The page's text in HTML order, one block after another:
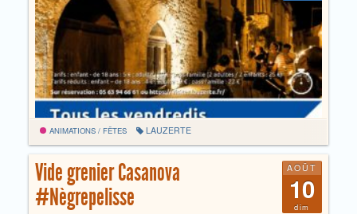
ANIMATIONS / FÊTES LAUZERTE
AOÛT
10
dim
Vide grenier Casanova
#Nègrepelisse